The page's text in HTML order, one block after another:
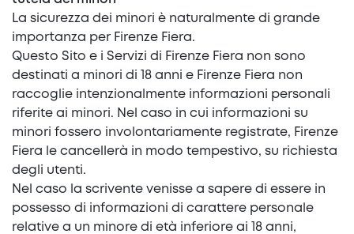
La sicurezza dei minori è naturalmente di grande
importanza per Firenze Fiera.
Questo Sito e i Servizi di Firenze Fiera non sono
destinati a minori di 18 anni e Firenze Fiera non
raccoglie intenzionalmente informazioni personali
riferite ai minori. Nel caso in cui informazioni su
minori fossero involontariamente registrate, Firenze
Fiera le cancellerà in modo tempestivo, su richiesta
degli utenti.
Nel caso la scrivente venisse a sapere di essere in
possesso di informazioni di carattere personale
relative a un minore di età inferiore ai 18 anni,